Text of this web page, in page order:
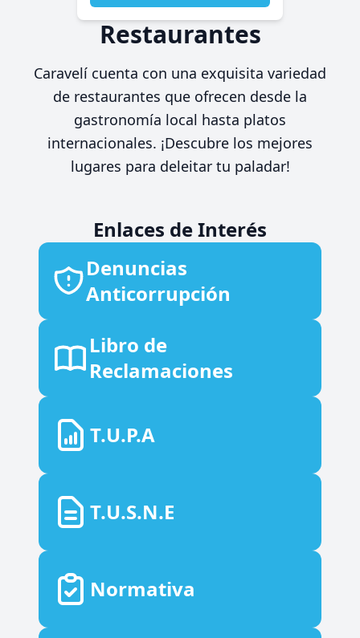
Restaurantes
Caravelí cuenta con una exquisita variedad
de restaurantes que ofrecen desde la
gastronomía local hasta platos
internacionales. ¡Descubre los mejores
lugares para deleitar tu paladar!
Enlaces de Interés
Denuncias
Anticorrupción
Libro de
Reclamaciones
T.U.P.A
T.U.S.N.E
Normativa